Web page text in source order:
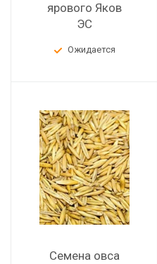
ярового Яков
ЭС
Ожидается
Семена овса